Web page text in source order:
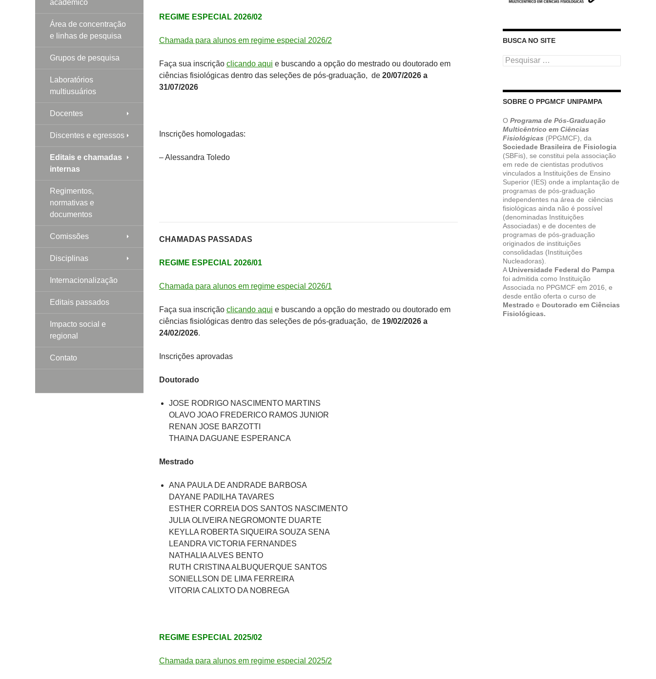
REGIME ESPECIAL 2026/02
Chamada para alunos em regime especial 2026/2
Faça sua inscrição clicando aqui e buscando a opção do mestrado ou doutorado em
ciências fisiológicas dentro das seleções de pós-graduação, de 20/07/2026 a
31/07/2026
Inscrições homologadas:
– Alessandra Toledo
CHAMADAS PASSADAS
REGIME ESPECIAL 2026/01
Chamada para alunos em regime especial 2026/1
Faça sua inscrição clicando aqui e buscando a opção do mestrado ou doutorado em
ciências fisiológicas dentro das seleções de pós-graduação, de 19/02/2026 a
24/02/2026.
Inscrições aprovadas
Doutorado
JOSE RODRIGO NASCIMENTO MARTINS
OLAVO JOAO FREDERICO RAMOS JUNIOR
RENAN JOSE BARZOTTI
THAINA DAGUANE ESPERANCA
Mestrado
ANA PAULA DE ANDRADE BARBOSA
DAYANE PADILHA TAVARES
ESTHER CORREIA DOS SANTOS NASCIMENTO
JULIA OLIVEIRA NEGROMONTE DUARTE
KEYLLA ROBERTA SIQUEIRA SOUZA SENA
LEANDRA VICTORIA FERNANDES
NATHALIA ALVES BENTO
RUTH CRISTINA ALBUQUERQUE SANTOS
SONIELLSON DE LIMA FERREIRA
VITORIA CALIXTO DA NOBREGA
REGIME ESPECIAL 2025/02
Chamada para alunos em regime especial 2025/2
BUSCA NO SITE
Pesquisar
por:
SOBRE O PPGMCF UNIPAMPA
O Programa de Pós-Graduação
Multicêntrico em Ciências
Fisiológicas (PPGMCF), da
Sociedade Brasileira de Fisiologia
(SBFis), se constitui pela associação
em rede de cientistas produtivos
vinculados a Instituições de Ensino
Superior (IES) onde a implantação de
programas de pós-graduação
independentes na área de ciências
fisiológicas ainda não é possível
(denominadas Instituições
Associadas) e de docentes de
programas de pós-graduação
originados de instituições
consolidadas (Instituições
Nucleadoras).
A Universidade Federal do Pampa
foi admitida como Instituição
Associada no PPGMCF em 2016, e
desde então oferta o curso de
Mestrado e Doutorado em Ciências
Fisiológicas.
acadêmico
Área de concentração
e linhas de pesquisa
Grupos de pesquisa
Laboratórios
multiusuários
Docentes
Discentes e egressos
Editais e chamadas
internas
Regimentos,
normativas e
documentos
Comissões
Disciplinas
Internacionalização
Editais passados
Impacto social e
regional
Contato